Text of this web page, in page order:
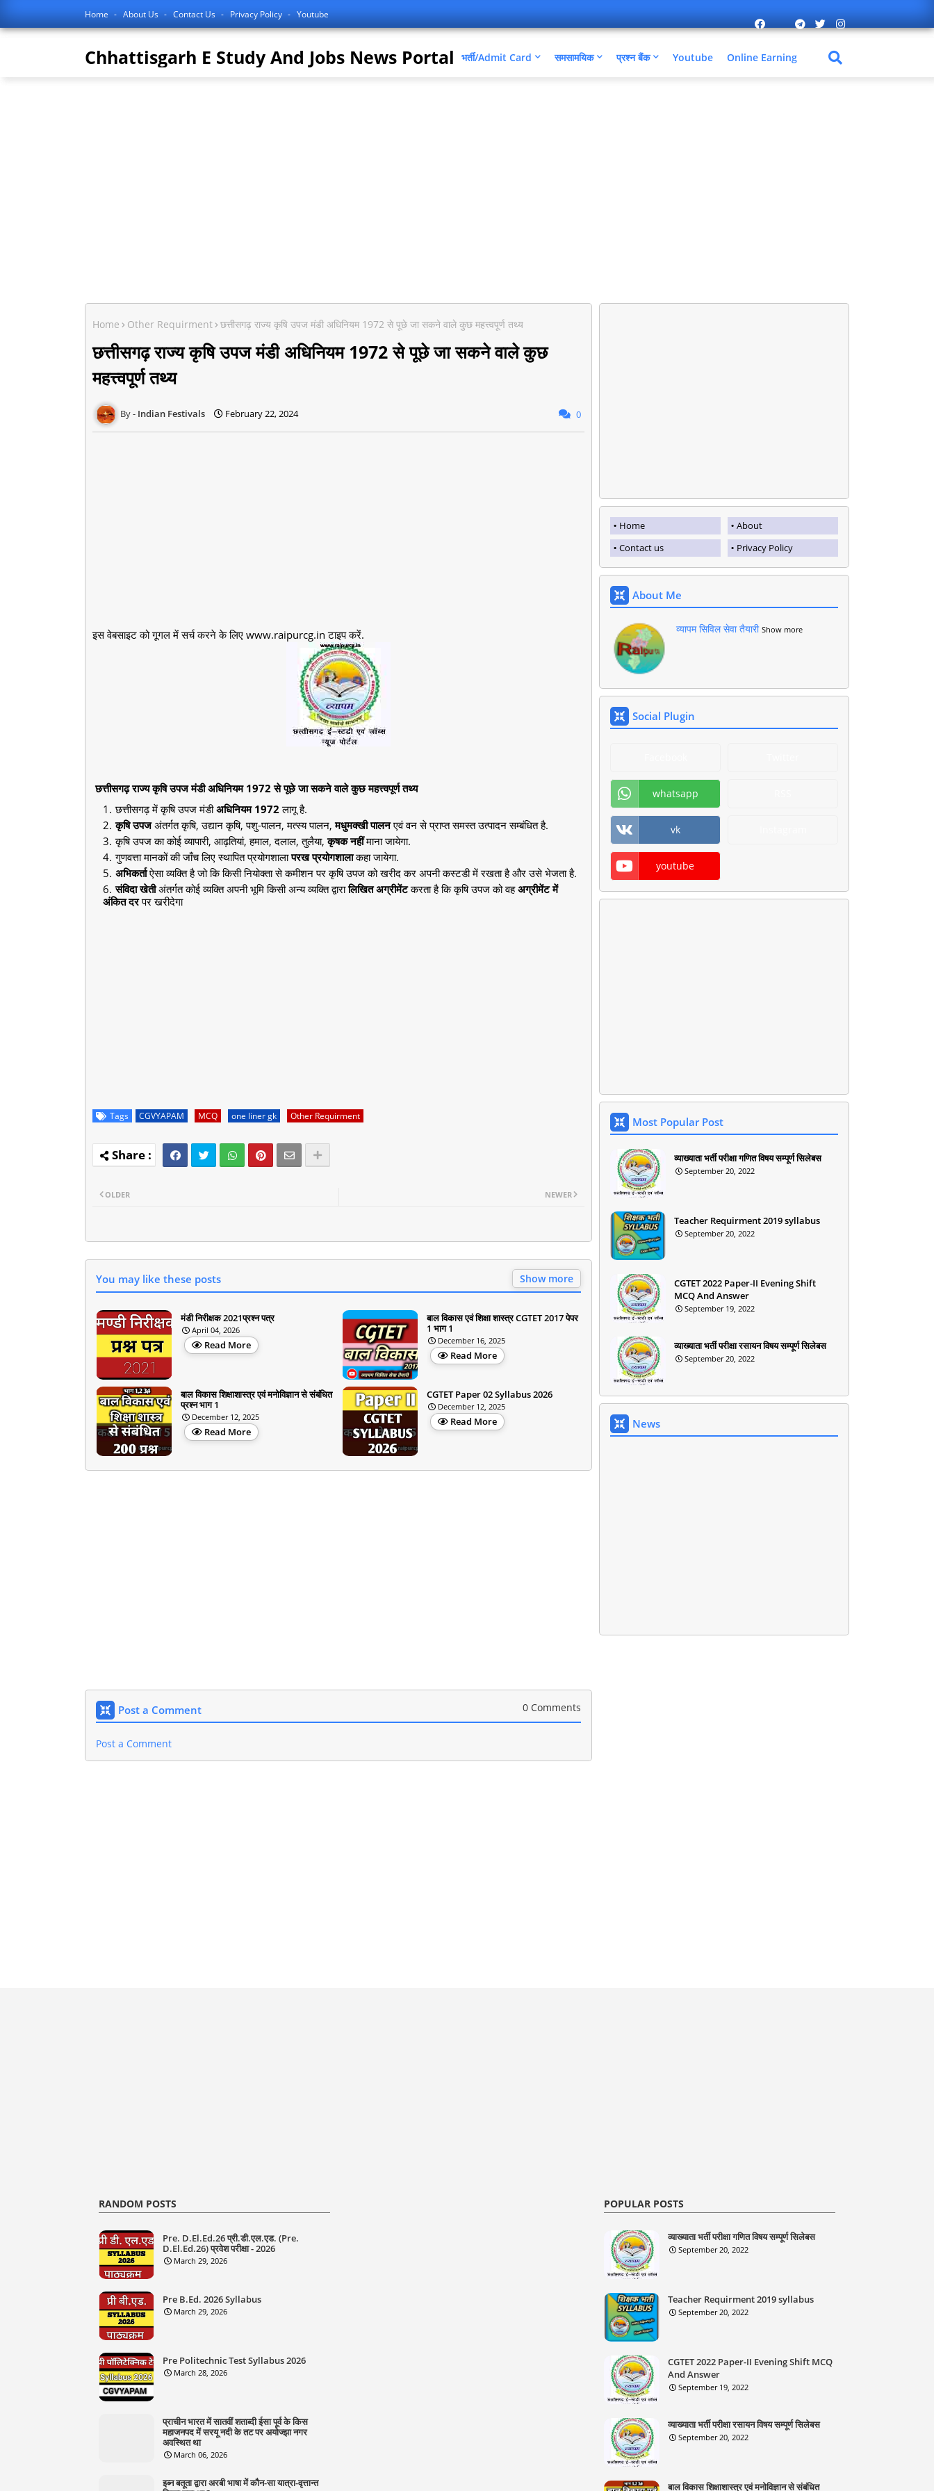
Home About Us Contact Us Privacy Policy Youtube
Chhattisgarh E Study And Jobs News Portal भर्ती/Admit Card समसामयिक प्रश्न बैंक Youtube Online Earning
Home Other Requirment छत्तीसगढ़ राज्य कृषि उपज मंडी अधिनियम 1972 से पूछे जा सकने वाले कुछ महत्त्वपूर्ण तथ्य
छत्तीसगढ़ राज्य कृषि उपज मंडी अधिनियम 1972 से पूछे जा सकने वाले कुछ
महत्त्वपूर्ण तथ्य
Indian Festivals February 22, 2024 0
इस वेबसाइट को गूगल में सर्च करने के लिए www.raipurcg.in टाइप करें.
छत्तीसगढ़ राज्य कृषि उपज मंडी अधिनियम 1972 से पूछे जा सकने वाले कुछ महत्त्वपूर्ण तथ्य
छत्तीसगढ़ में कृषि उपज मंडीअधिनियम 1972लागू है.
कृषि उपजअंतर्गत कृषि, उद्यान कृषि, पशु-पालन, मत्स्य पालन,मधुमक्खी पालनएवं वन से प्राप्त समस्त उत्पादन सम्बंधित है.
कृषि उपज का कोई व्यापारी, आढ़तियां, हमाल, दलाल, तुलैया,कृषक नहींमाना जायेगा.
गुणवत्ता मानकों की जाँच लिए स्थापित प्रयोगशालापरख प्रयोगशालाकहा जायेगा.
अभिकर्ताऐसा व्यक्ति है जो कि किसी नियोक्ता से कमीशन पर कृषि उपज को खरीद कर अपनी कस्टडी में रखता है और उसे भेजता है.
संविदा खेतीअंतर्गत कोई व्यक्ति अपनी भूमि किसी अन्य व्यक्ति द्वारालिखित अग्रीमेंटकरता है कि कृषि उपज को वहअग्रीमेंट में
अंकित दरपर खरीदेगा
Tags CGVYAPAM MCQ one liner gk Other Requirment
NEWER
OLDER
You may like these posts Show more
मंडी निरीक्षक 2021प्रश्न पत्र
April 04, 2026
Read More
बाल विकास एवं शिक्षा शास्त्र CGTET 2017 पेपर
1 भाग 1
December 16, 2025
Read More
बाल विकास शिक्षाशास्त्र एवं मनोविज्ञान से संबंधित
प्रश्न भाग 1
December 12, 2025
Read More
CGTET Paper 02 Syllabus 2026
December 12, 2025
Read More
Post a Comment 0 Comments
Post a Comment
Home
About
Contact us
Privacy Policy
About Me
व्यापम सिविल सेवा तैयारी Show more
Social Plugin
whatsapp
vk
youtube
Most Popular Post
व्याख्याता भर्ती परीक्षा गणित विषय सम्पूर्ण सिलेबस
September 20, 2022
Teacher Requirment 2019 syllabus
September 20, 2022
CGTET 2022 Paper-II Evening Shift
MCQ And Answer
September 19, 2022
व्याख्याता भर्ती परीक्षा रसायन विषय सम्पूर्ण सिलेबस
September 20, 2022
News
RANDOM POSTS
Pre. D.El.Ed.26 प्री.डी.एल.एड. (Pre.
D.El.Ed.26) प्रवेश परीक्षा - 2026
March 29, 2026
Pre B.Ed. 2026 Syllabus
March 29, 2026
Pre Politechnic Test Syllabus 2026
March 28, 2026
प्राचीन भारत में सातवीं शताब्दी ईसा पूर्व के किस
महाजनपद में सरयू नदी के तट पर अयोज्झा नगर
अवस्थित था
March 06, 2026
इब्न बतूता द्वारा अरबी भाषा में कौन-सा यात्रा-वृत्तान्त
POPULAR POSTS
व्याख्याता भर्ती परीक्षा गणित विषय सम्पूर्ण सिलेबस
September 20, 2022
Teacher Requirment 2019 syllabus
September 20, 2022
CGTET 2022 Paper-II Evening Shift MCQ
And Answer
September 19, 2022
व्याख्याता भर्ती परीक्षा रसायन विषय सम्पूर्ण सिलेबस
September 20, 2022
बाल विकास शिक्षाशास्त्र एवं मनोविज्ञान से संबंधित